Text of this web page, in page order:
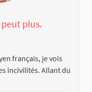
plus.
français, je vois
incivilités. Allant du